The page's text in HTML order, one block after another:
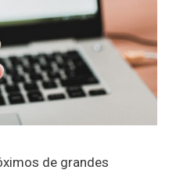
de grandes